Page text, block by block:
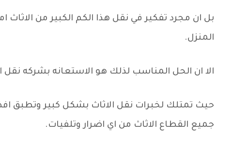
بل ان مجرد تفكير في نقل هذا الكم الكبير من الاثاث
المنزل.
الا ان الحل المناسب لذلك هو الاستعانه بشركه نقل
حيث تمتلك لخبرات نقل الاثاث بشكل كبير وتطبق
جميع القطاع الاثاث من اي اضرار وتلفيات.